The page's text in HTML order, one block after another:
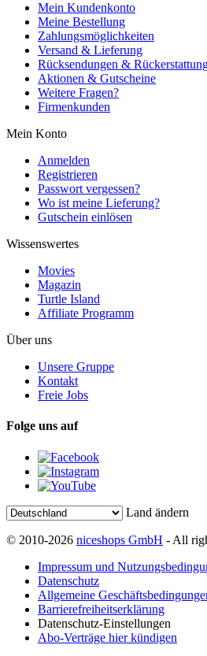
Mein Kundenkonto
Meine Bestellung
Zahlungsmöglichkeiten
Versand & Lieferung
Rücksendungen &
Aktionen & Gutscheine
Weitere Fragen?
Firmenkunden
Mein Konto
Anmelden
Registrieren
Passwort vergessen?
Wo ist meine Lieferung?
Gutschein einlösen
Wissenswertes
Movies
Magazin
Turtle Island
Affiliate Programm
Über uns
Unsere Gruppe
Kontakt
Freie Jobs
Folge uns auf
Land ändern
© 2010-2026 niceshops GmbH - All
Impressum und
Datenschutz
Allgemeine
Barrierefreiheitserklärung
Datenschutz-Einstellungen
Abo-Verträge hier kündigen